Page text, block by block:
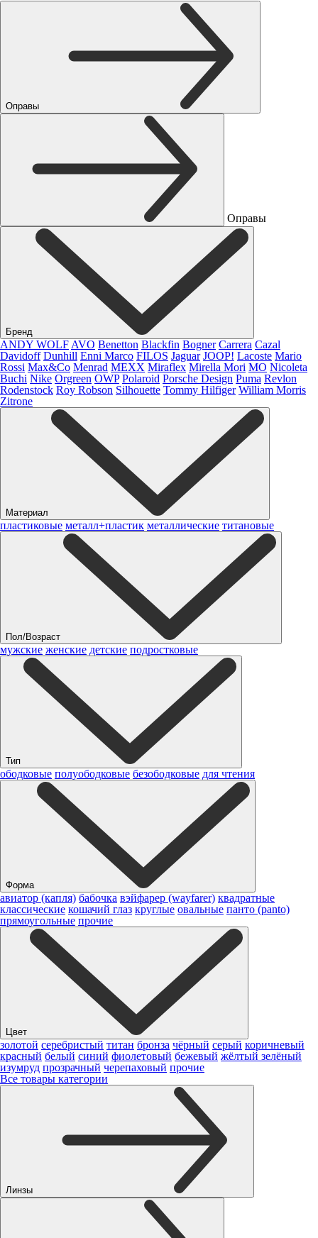
Оправы
Оправы
Бренд
ANDY WOLF AVO Benetton Blackfin Bogner Carrera Cazal
Davidoff Dunhill Enni Marco FILOS Jaguar JOOP! Lacoste Mario
Rossi Max&Co Menrad MEXX Miraflex Mirella Mori MO Nicoleta
Buchi Nike Orgreen OWP Polaroid Porsche Design Puma Revlon
Rodenstock Roy Robson Silhouette Tommy Hilfiger William Morris
Zitrone
Материал
пластиковые металл+пластик металлические титановые
Пол/Возраст
мужские женские детские подростковые
Тип
ободковые полуободковые безободковые для чтения
Форма
авиатор (капля) бабочка вэйфарер (wayfarer) квадратные
классические кошачий глаз круглые овальные панто (panto)
прямоугольные прочие
Цвет
золотой серебристый титан бронза чёрный серый коричневый
красный белый синий фиолетовый бежевый жёлтый зелёный
изумруд прозрачный черепаховый прочие
Все товары категории
Линзы